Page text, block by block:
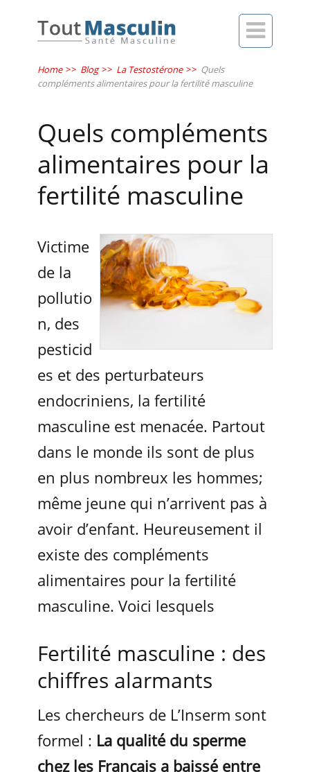

Home >> Blog >> La Testostérone >> Quels
compléments alimentaires pour la fertilité masculine
Quels compléments
alimentaires pour la
fertilité masculine
Victime
de la
pollutio
n, des
pesticid
es et des perturbateurs
endocriniens, la fertilité
masculine est menacée. Partout
dans le monde ils sont de plus
en plus nombreux les hommes;
même jeune qui n’arrivent pas à
avoir d’enfant. Heureusement il
existe des compléments
alimentaires pour la fertilité
masculine. Voici lesquels
Fertilité masculine : des
chiffres alarmants
Les chercheurs de L’Inserm sont
formel : La qualité du sperme
chez les Français a baissé entre